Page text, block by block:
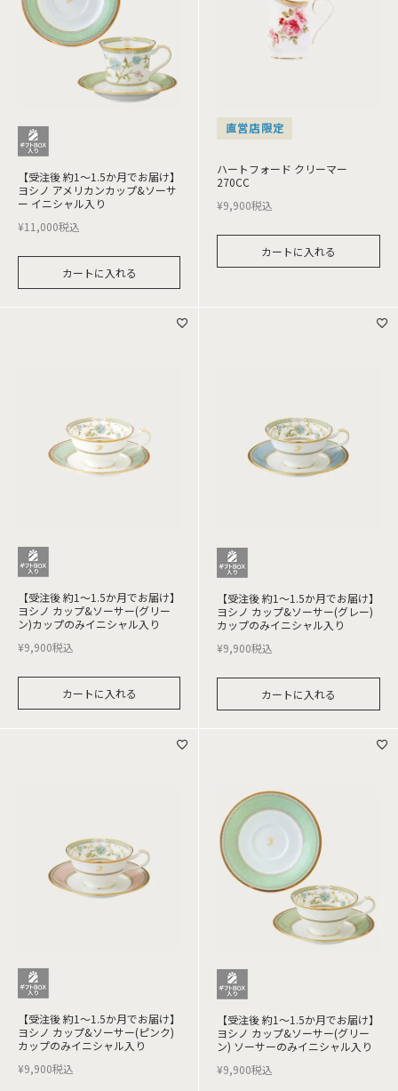
【受注後 約1～1.5か月でお届け】
ヨシノ アメリカンカップ&ソーサ
ー イニシャル入り
¥11,000税込
カートに入れる
直営店限定
ハートフォード クリーマー
270CC
¥9,900税込
カートに入れる
【受注後 約1～1.5か月でお届け】
ヨシノ カップ&ソーサー(グリー
ン)カップのみイニシャル入り
¥9,900税込
カートに入れる
【受注後 約1～1.5か月でお届け】
ヨシノ カップ&ソーサー(グレー)
カップのみイニシャル入り
¥9,900税込
カートに入れる
【受注後 約1～1.5か月でお届け】
ヨシノ カップ&ソーサー(ピンク)
カップのみイニシャル入り
¥9,900税込
【受注後 約1～1.5か月でお届け】
ヨシノ カップ&ソーサー(グリー
ン) ソーサーのみイニシャル入り
¥9,900税込